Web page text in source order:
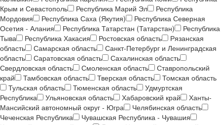
Крым и Севастополь
Республика Марий Эл
Республика
Мордовия
Республика Саха (Якутия)
Республика Северная
Осетия - Алания
Республика Татарстан (Татарстан)
Республика
Тыва
Республика Хакасия Ростовская область
Рязанская
область
Самарская область
Санкт-Петербург и Ленинградская
область
Саратовская область
Сахалинская область
Свердловская область
Смоленская область
Ставропольский
край
Тамбовская область Тверская область
Томская область
Тульская область
Тюменская область
Удмуртская
Республика
Ульяновская область Хабаровский край
Ханты-
Мансийский автономный округ - Югра
Челябинская область
Чеченская Республика
Чувашская Республика - Чувашия